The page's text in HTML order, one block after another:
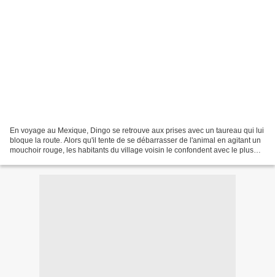
En voyage au Mexique, Dingo se retrouve aux prises avec un taureau qui lui
bloque la route. Alors qu'il tente de se débarrasser de l'animal en agitant un
mouchoir rouge, les habitants du village voisin le confondent avec le plus